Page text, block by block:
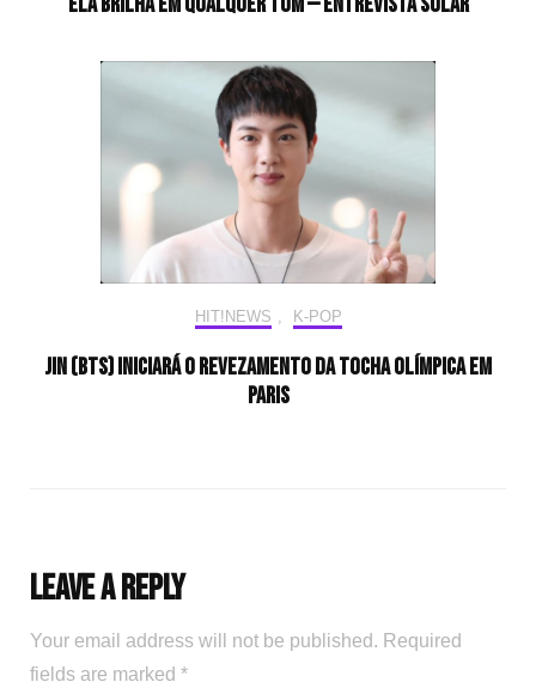
HIT!NEWS , K-POP
Jin (BTS) iniciará o revezamento da tocha olímpica em
Paris
Leave a Reply
Your email address will not be published. Required
fields are marked *